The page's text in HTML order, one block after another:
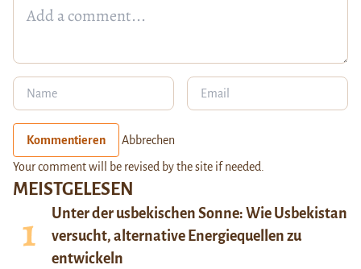
MEISTGELESEN
Unter der usbekischen Sonne: Wie Usbekistan
versucht, alternative Energiequellen zu
entwickeln
Kommentieren Abbrechen
Your comment will be revised by the site if needed.